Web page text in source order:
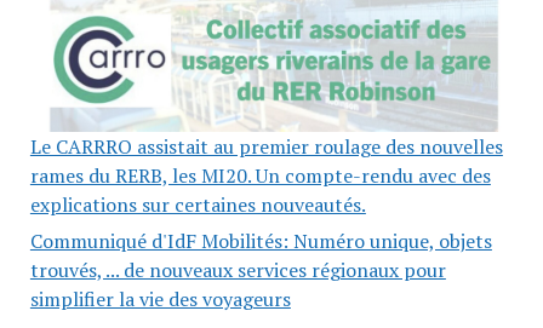
Le CARRRO assistait au premier roulage des nouvelles
rames du RERB, les MI20. Un compte-rendu avec des
explications sur certaines nouveautés.
Communiqué d'IdF Mobilités: Numéro unique, objets
trouvés, ... de nouveaux services régionaux pour
simplifier la vie des voyageurs